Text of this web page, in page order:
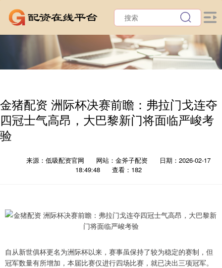
金猪配资 洲际杯决赛前瞻：弗拉门戈连夺
四冠士气高昂，大巴黎新门将面临严峻考
验
来源：低吸配资官网 网站：金斧子配资
日期：2026-02-17
18:49:48
查看：182
自从新世俱杯更名为洲际杯以来，赛事虽保持了较为稳定的赛制，但
冠军数量有所增加，本届比赛仅进行四场比赛，就已决出三项冠军。